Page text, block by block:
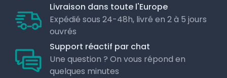
Livraison dans toute l'Europe
Expédié sous 24-48h, livré en 2 à 5 jours
ouvrés
Support réactif par chat
Une question ? On vous répond en
quelques minutes